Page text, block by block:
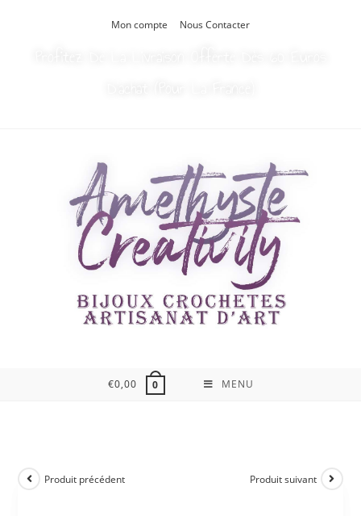
Mon compte Nous Contacter
€0,00 0 MENU
Produit précédent Produit suivant